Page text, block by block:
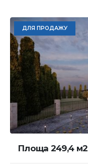
ДЛЯ ПРОДАЖУ
Площа 249,4 м2